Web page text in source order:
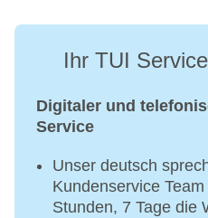
Ihr TUI Service
Digitaler und
Service
Unser deutsch
Kundenservice
Stunden, 7 Tage die